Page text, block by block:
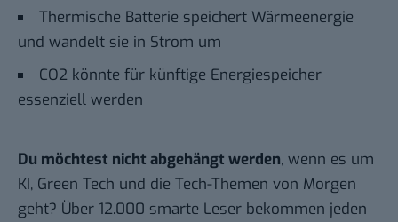
Thermische Batterie speichert Wärmeenergie
und wandelt sie in Strom um
CO2 könnte für künftige Energiespeicher
essenziell werden
Du möchtest nicht abgehängt werden, wenn es um
KI, Green Tech und die Tech-Themen von Morgen
geht? Über 12.000 smarte Leser bekommen jeden